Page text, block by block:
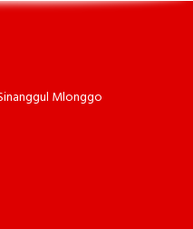
Mlonggo